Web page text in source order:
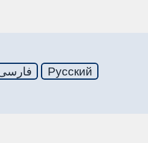
Русский